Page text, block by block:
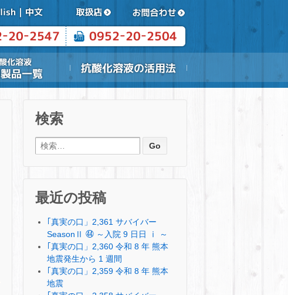
検索
検索:
最近の投稿
｢真実の口」2,361 サバイバー
SeasonⅡ ㊹ ～入院 9 日日 ⅰ ～
｢真実の口」2,360 令和 8 年 熊本
地震発生から 1 週間
｢真実の口」2,359 令和 8 年 熊本
地震